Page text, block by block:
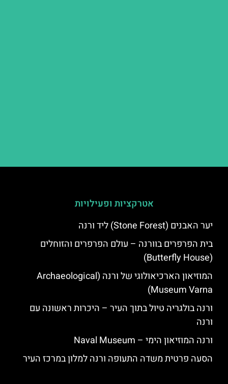
אטרקציות ופעילויות
יער האבנים (Stone Forest) ליד ורנה
בית הפרפרים בוורנה – עולם הפרפרים והזוחלים
(Butterfly House)
המוזיאון הארכיאולוגי של ורנה (Archaeological
Museum Varna)
ורנה בולגריה טיול בתוך העיר – היכרות ראשונה עם
ורנה
ורנה המוזיאון הימי – Naval Museum
הסעה פרטית משדה התעופה ורנה למלון במרכז העיר